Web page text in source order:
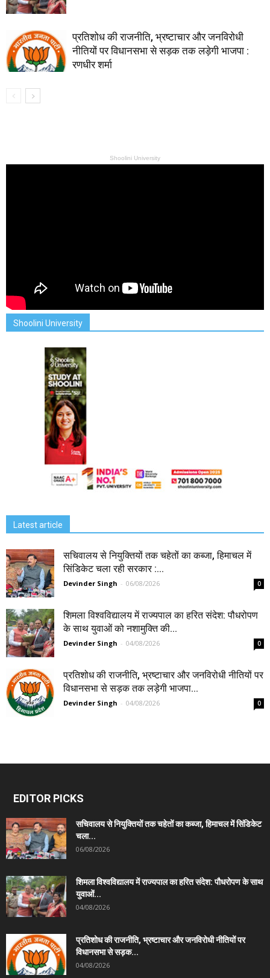
प्रतिशोध की राजनीति, भ्रष्टाचार और जनविरोधी
नीतियों पर विधानसभा से सड़क तक लड़ेगी भाजपा :
रणधीर शर्मा
Shoolini University
Shoolini University
Latest article
सचिवालय से नियुक्तियों तक चहेतों का कब्जा, हिमाचल में
सिंडिकेट चला रही सरकार :...
Devinder Singh - 06/08/2026 0
शिमला विश्वविद्यालय में राज्यपाल का हरित संदेश: पौधरोपण
के साथ युवाओं को नशामुक्ति की...
Devinder Singh - 04/08/2026 0
प्रतिशोध की राजनीति, भ्रष्टाचार और जनविरोधी नीतियों पर
विधानसभा से सड़क तक लड़ेगी भाजपा...
Devinder Singh - 04/08/2026 0
EDITOR PICKS
सचिवालय से नियुक्तियों तक चहेतों का कब्जा, हिमाचल में सिंडिकेट
चला...
06/08/2026
शिमला विश्वविद्यालय में राज्यपाल का हरित संदेश: पौधरोपण के साथ
युवाओं...
04/08/2026
प्रतिशोध की राजनीति, भ्रष्टाचार और जनविरोधी नीतियों पर
विधानसभा से सड़क...
04/08/2026